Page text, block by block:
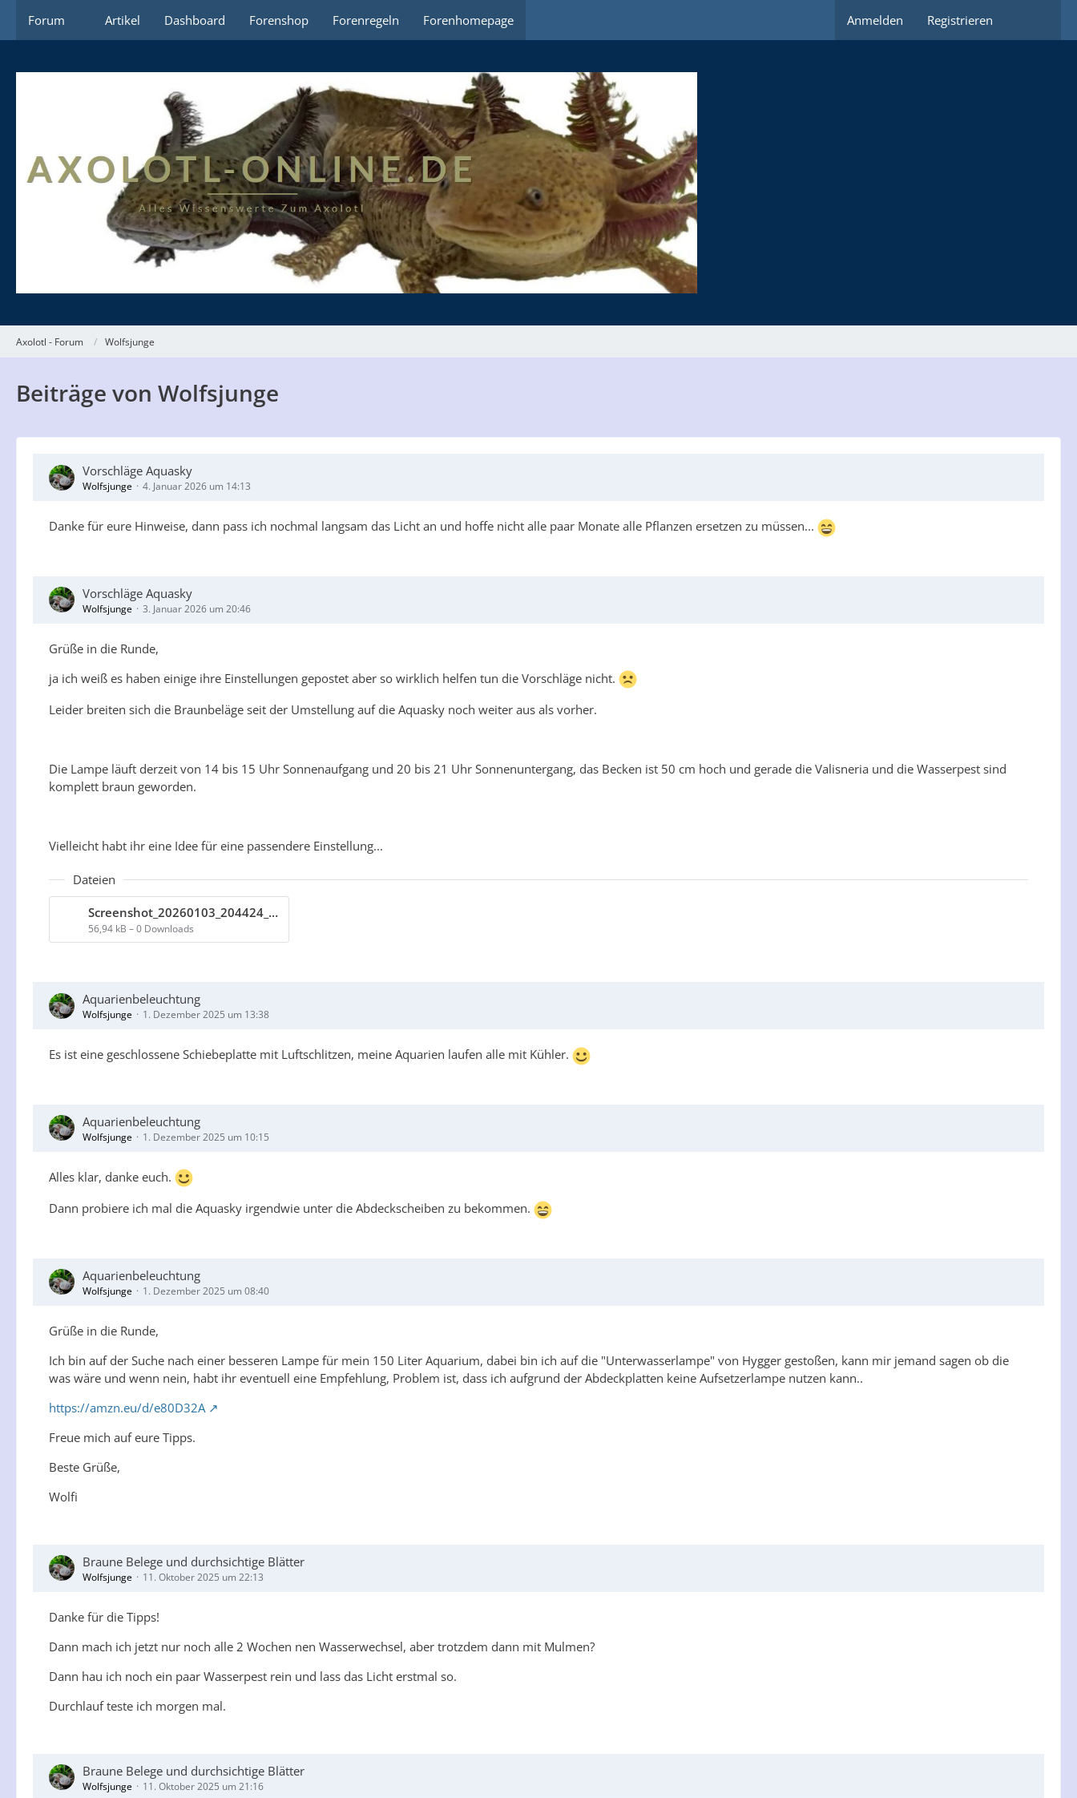
Forum Artikel Dashboard Forenshop Forenregeln Forenhomepage Anmelden Registrieren
Axolotl - Forum Wolfsjunge
Beiträge von Wolfsjunge
Vorschläge Aquasky
Wolfsjunge 4. Januar 2026 um 14:13
Danke für eure Hinweise, dann pass ich nochmal langsam das Licht an und hoffe nicht alle paar Monate alle Pflanzen ersetzen zu müssen...
Vorschläge Aquasky
Wolfsjunge 3. Januar 2026 um 20:46
Grüße in die Runde,
ja ich weiß es haben einige ihre Einstellungen gepostet aber so wirklich helfen tun die Vorschläge nicht.
Leider breiten sich die Braunbeläge seit der Umstellung auf die Aquasky noch weiter aus als vorher.
Die Lampe läuft derzeit von 14 bis 15 Uhr Sonnenaufgang und 20 bis 21 Uhr Sonnenuntergang, das Becken ist 50 cm hoch und gerade die Valisneria und die Wasserpest sind
komplett braun geworden.
Vielleicht habt ihr eine Idee für eine passendere Einstellung...
Dateien
Screenshot_20260103_204424_FluvalConnect.jpg
56,94 kB – 0 Downloads
Aquarienbeleuchtung
Wolfsjunge 1. Dezember 2025 um 13:38
Es ist eine geschlossene Schiebeplatte mit Luftschlitzen, meine Aquarien laufen alle mit Kühler.
Aquarienbeleuchtung
Wolfsjunge 1. Dezember 2025 um 10:15
Alles klar, danke euch.
Dann probiere ich mal die Aquasky irgendwie unter die Abdeckscheiben zu bekommen.
Aquarienbeleuchtung
Wolfsjunge 1. Dezember 2025 um 08:40
Grüße in die Runde,
Ich bin auf der Suche nach einer besseren Lampe für mein 150 Liter Aquarium, dabei bin ich auf die "Unterwasserlampe" von Hygger gestoßen, kann mir jemand sagen ob die
was wäre und wenn nein, habt ihr eventuell eine Empfehlung, Problem ist, dass ich aufgrund der Abdeckplatten keine Aufsetzerlampe nutzen kann..
https://amzn.eu/d/e80D32A
Freue mich auf eure Tipps.
Beste Grüße,
Wolfi
Braune Belege und durchsichtige Blätter
Wolfsjunge 11. Oktober 2025 um 22:13
Danke für die Tipps!
Dann mach ich jetzt nur noch alle 2 Wochen nen Wasserwechsel, aber trotzdem dann mit Mulmen?
Dann hau ich noch ein paar Wasserpest rein und lass das Licht erstmal so.
Durchlauf teste ich morgen mal.
Braune Belege und durchsichtige Blätter
Wolfsjunge 11. Oktober 2025 um 21:16